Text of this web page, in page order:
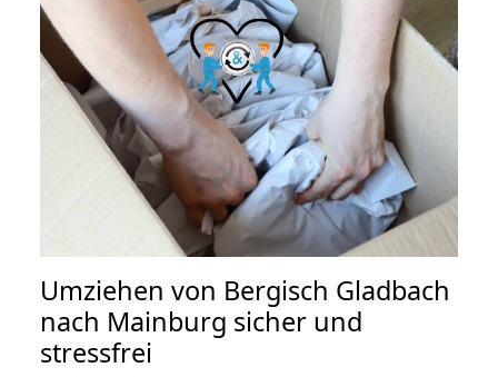
Umziehen von Bergisch Gladbach
nach Mainburg sicher und
stressfrei